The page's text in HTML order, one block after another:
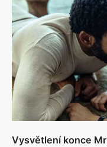
Vysvětlení konce